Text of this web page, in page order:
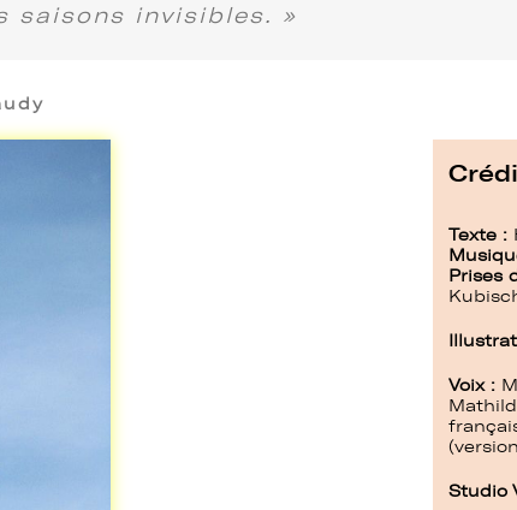
saisons invisibles. »
Texte :
Prises
Voix :
Studio